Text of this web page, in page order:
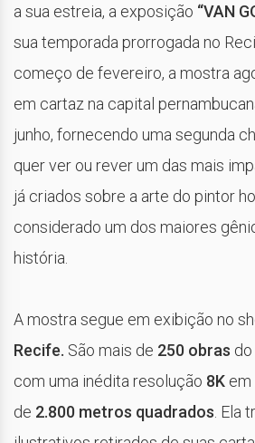
a sua estreia, a exposição “VAN
sua temporada prorrogada no
começo de fevereiro, a mostra
em cartaz na capital
junho, fornecendo uma segunda
quer ver ou rever um das mais
já criados sobre a arte do pintor
considerado um dos maiores
história.
A mostra segue em exibição no
Recife. São mais de 250 obras
com uma inédita resolução 8K em
de 2.800 metros quadrados . Ela